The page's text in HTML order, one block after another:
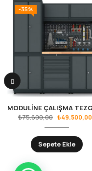
-35%
₺75.600,00 ₺49.500,00
Sepete Ekle